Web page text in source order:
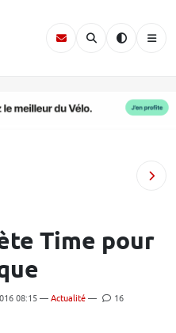
Time pour
08:15 — Actualité — 16